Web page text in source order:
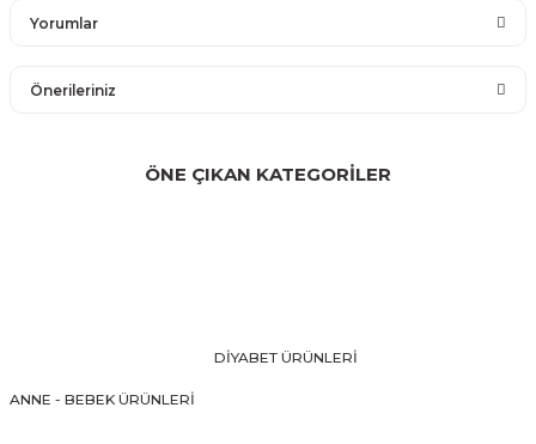
Yorumlar
Önerileriniz
konularda yetersiz gördüğünüz noktaları öneri formunu
kullanarak tarafımıza iletebilirsiniz.
Bu ürüne benzer farklı alternatifler olmalı.
ÖNE ÇIKAN KATEGORİLER
ANNE - BEBEK ÜRÜNLERİ
DİYABET ÜRÜNLERİ